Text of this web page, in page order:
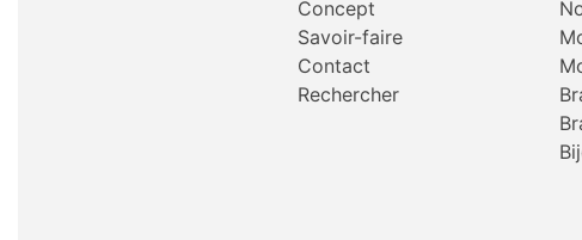
Concept
Savoir-faire
Contact
Rechercher